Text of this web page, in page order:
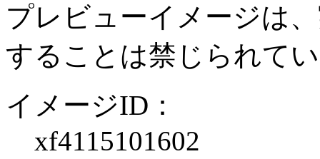
プレビューイメージは
することは禁じられて
イメージID：
xf4115101602